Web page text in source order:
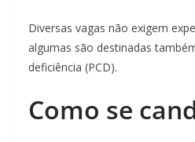
Diversas vagas não exigem
algumas são destinadas
deficiência (PCD).
Como se